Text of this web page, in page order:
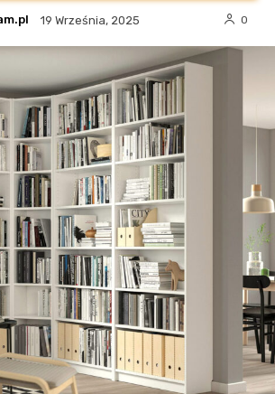
19 Września, 2025 0